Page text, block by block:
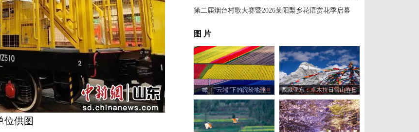
位供图
第二届烟台村歌大赛暨2026莱阳梨乡花语赏花季启幕
图 片
瞰！“云端”下的缤纷地球
西藏亚东：卓木拉日雪山春日
风光美如画